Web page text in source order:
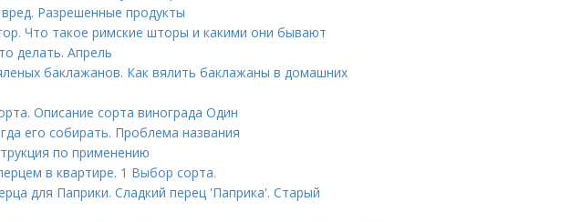
Разрешенные продукты
Что такое римские шторы и какими они бывают
делать. Апрель
баклажанов. Как вялить баклажаны в домашних
Описание сорта винограда Один
его собирать. Проблема названия
по применению
в квартире. 1 Выбор сорта.
для Паприки. Сладкий перец 'Паприка'. Старый